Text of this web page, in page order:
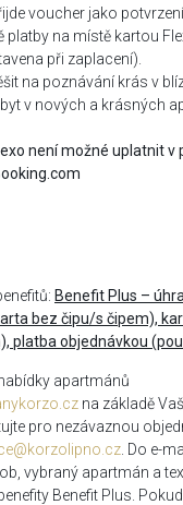
voucher jako
platby na místě kartou
při zaplacení).
na poznávání krás v
v nových a krásných
není možné uplatnit v
Benefit Plus –
bez čipu/s čipem),
platba objednávkou
apartmánů
na základě
pro nezávaznou
. Do e-
vybraný apartmán a
Benefit Plus.